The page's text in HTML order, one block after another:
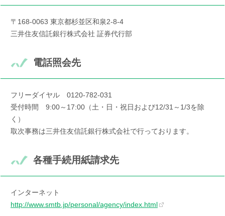
〒168-0063 東京都杉並区和泉2-8-4
三井住友信託銀行株式会社 証券代行部
電話照会先
フリーダイヤル 0120-782-031
受付時間 9:00～17:00（土・日・祝日および12/31～1/3を除
く）
取次事務は三井住友信託銀行株式会社で行っております。
各種手続用紙請求先
インターネット
http://www.smtb.jp/personal/agency/index.html